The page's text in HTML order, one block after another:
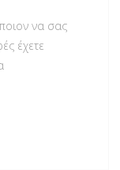
να σας
έχετε